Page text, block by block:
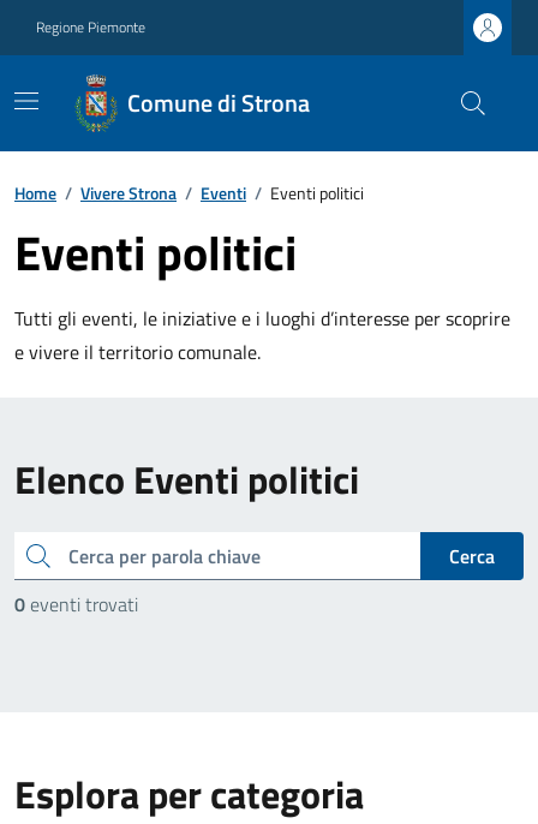
Regione Piemonte
Comune di Strona
Home / Vivere Strona / Eventi / Eventi politici
Eventi politici
Tutti gli eventi, le iniziative e i luoghi d’interesse per scoprire
e vivere il territorio comunale.
Elenco Eventi politici
cerca
Cerca
0eventi trovati
Esplora per categoria